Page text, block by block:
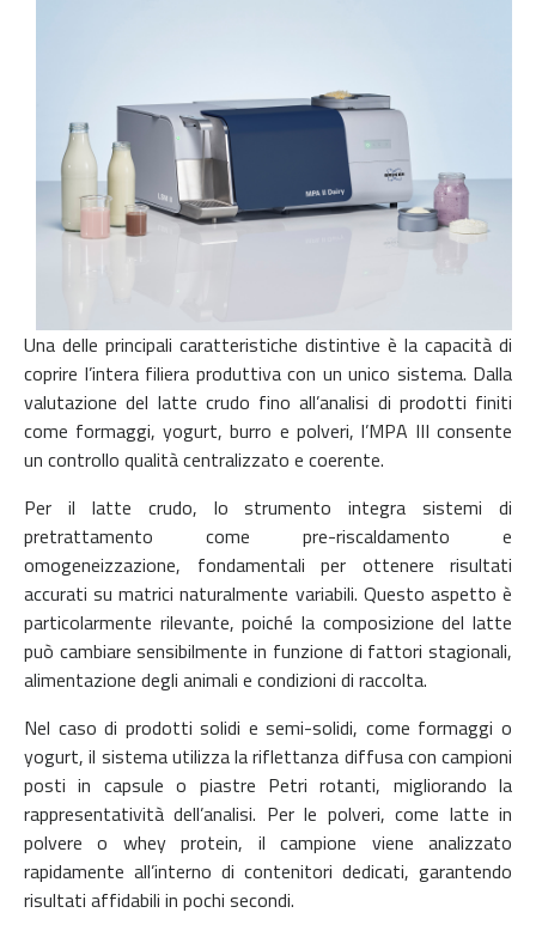
Una delle principali caratteristiche distintive è la capacità di
coprire l’intera filiera produttiva con un unico sistema. Dalla
valutazione del latte crudo fino all’analisi di prodotti finiti
come formaggi, yogurt, burro e polveri, l’MPA III consente
un controllo qualità centralizzato e coerente.
Per il latte crudo, lo strumento integra sistemi di
pretrattamento come pre-riscaldamento e
omogeneizzazione, fondamentali per ottenere risultati
accurati su matrici naturalmente variabili. Questo aspetto è
particolarmente rilevante, poiché la composizione del latte
può cambiare sensibilmente in funzione di fattori stagionali,
alimentazione degli animali e condizioni di raccolta.
Nel caso di prodotti solidi e semi-solidi, come formaggi o
yogurt, il sistema utilizza la riflettanza diffusa con campioni
posti in capsule o piastre Petri rotanti, migliorando la
rappresentatività dell’analisi. Per le polveri, come latte in
polvere o whey protein, il campione viene analizzato
rapidamente all’interno di contenitori dedicati, garantendo
risultati affidabili in pochi secondi.